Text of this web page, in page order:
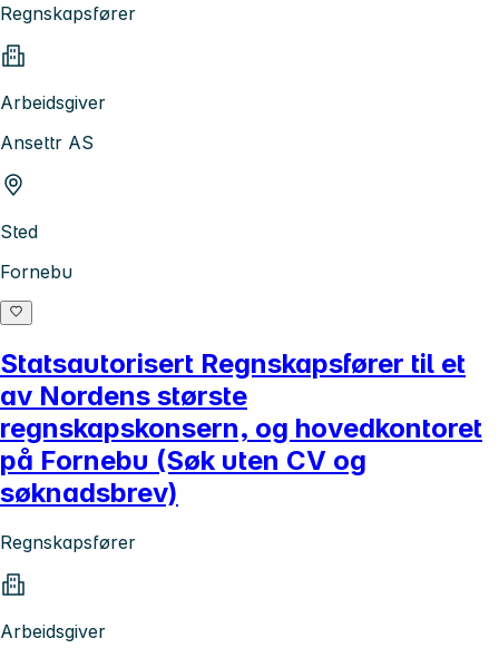
Regnskapsfører
Arbeidsgiver
Ansettr AS
Sted
Fornebu
Statsautorisert Regnskapsfører til et
av Nordens største
regnskapskonsern, og hovedkontoret
på Fornebu (Søk uten CV og
søknadsbrev)
Regnskapsfører
Arbeidsgiver